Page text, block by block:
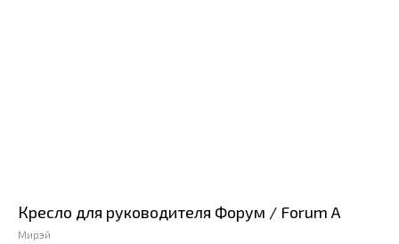
Кресло для руководителя Форум / Forum A
Мирэй